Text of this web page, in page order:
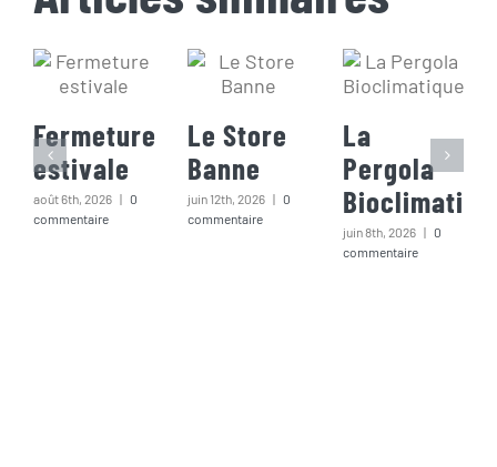
Fermeture
estivale
août 6th, 2026 | 0
commentaire
Le Store
Banne
juin 12th, 2026 | 0
commentaire
La
Pergola
juin 8th, 2026 | 0
commentaire